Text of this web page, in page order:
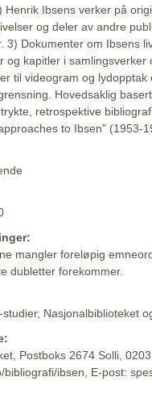
Henrik Ibsens verker på
og deler av andre
3) Dokumenter om Ibsens
og kapitler i
til videogram og
Hovedsaklig
retrospektive
to Ibsen" (1953-
mangler foreløpig
dubletter forekommer.
Nasjonalbiblioteket
Postboks 2674 Solli,
bibliografi/ibsen, E-post: